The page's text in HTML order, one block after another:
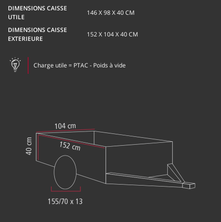
DIMENSIONS CAISSE
UTILE
146 X 98 X 40 CM
DIMENSIONS CAISSE
EXTERIEURE
152 X 104 X 40 CM
Charge utile = PTAC - Poids à vide